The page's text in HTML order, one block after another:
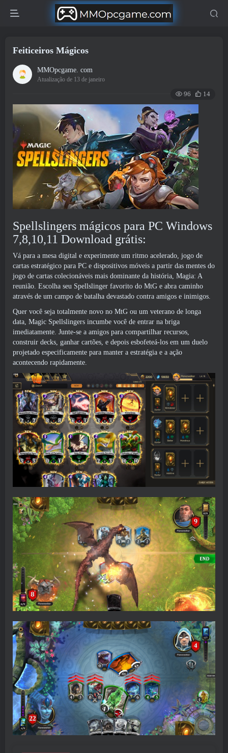
Feiticeiros Mágicos
MMOpcgame. com
Atualização de 13 de janeiro
96 14
Spellslingers mágicos para PC Windows
7,8,10,11 Download grátis:
Vá para a mesa digital e experimente um ritmo acelerado, jogo de
cartas estratégico para PC e dispositivos móveis a partir das mentes do
jogo de cartas colecionáveis ​​mais dominante da história, Magia: A
reunião. Escolha seu Spellslinger favorito do MtG e abra caminho
através de um campo de batalha devastado contra amigos e inimigos.
Quer você seja totalmente novo no MtG ou um veterano de longa
data, Magic Spellslingers incumbe você de entrar na briga
imediatamente. Junte-se a amigos para compartilhar recursos,
construir decks, ganhar cartões, e depois esbofeteá-los em um duelo
projetado especificamente para manter a estratégia e a ação
acontecendo rapidamente.